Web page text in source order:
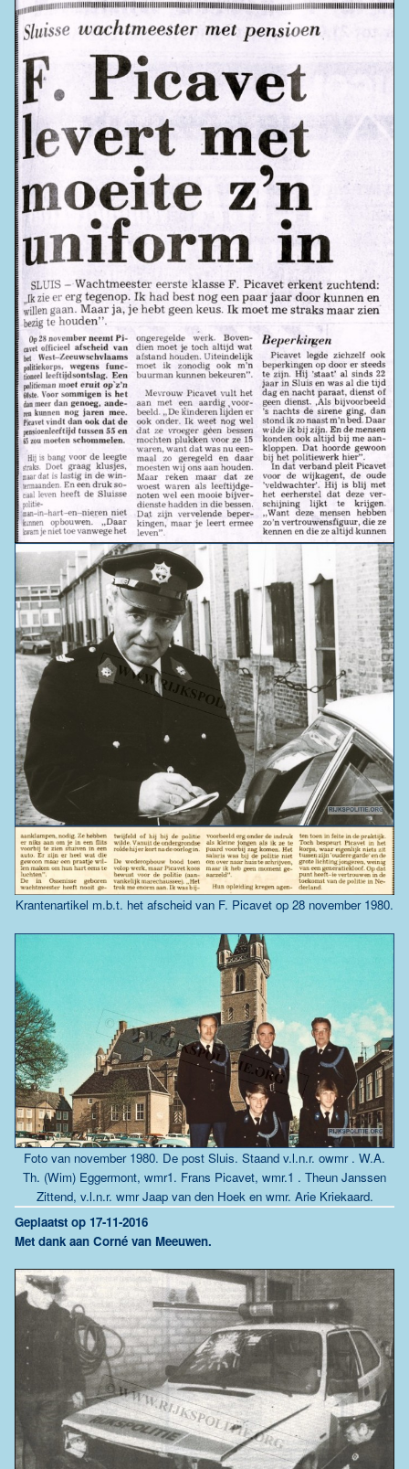
Krantenartikel m.b.t. het afscheid van F. Picavet op 28 november 1980.
Foto van november 1980. De post Sluis. Staand v.l.n.r. owmr . W.A.
Th. (Wim) Eggermont, wmr1. Frans Picavet, wmr.1 . Theun Janssen
Zittend, v.l.n.r. wmr Jaap van den Hoek en wmr. Arie Kriekaard.
Geplaatst op 17-11-2016
Met dank aan Corné van Meeuwen.